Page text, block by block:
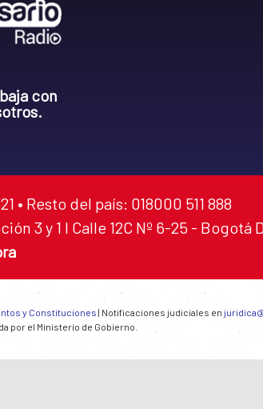
con
• Resto del país: 018000 511 888
3 y 1 I Calle 12C Nº 6-25 - Bogotá
y Constituciones | Notificaciones judiciales en
por el Ministerio de Gobierno.